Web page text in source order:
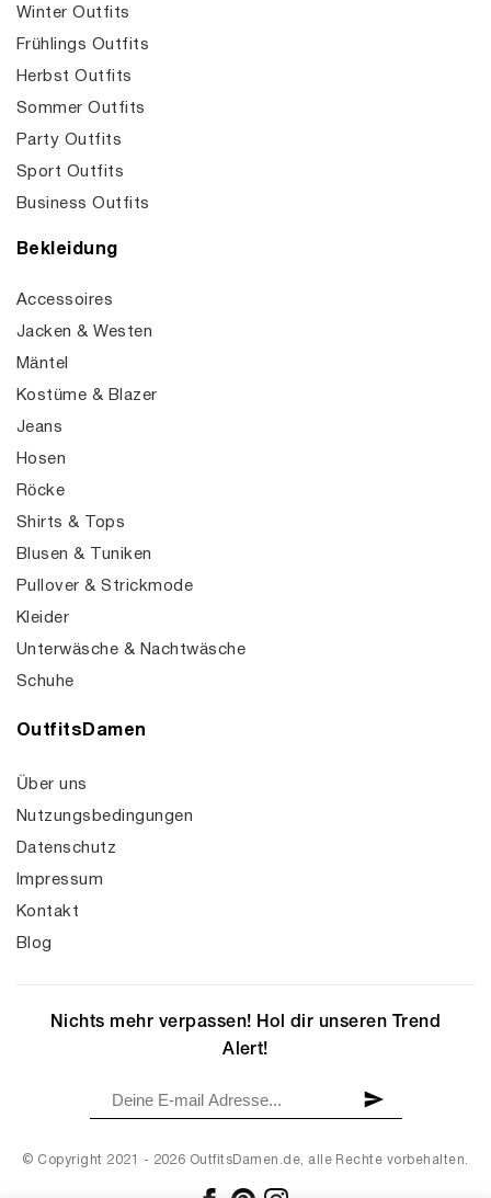
Winter Outfits
Frühlings Outfits
Herbst Outfits
Sommer Outfits
Party Outfits
Sport Outfits
Business Outfits
Bekleidung
Accessoires
Jacken & Westen
Mäntel
Kostüme & Blazer
Jeans
Hosen
Röcke
Shirts & Tops
Blusen & Tuniken
Pullover & Strickmode
Kleider
Unterwäsche & Nachtwäsche
Schuhe
OutfitsDamen
Über uns
Nutzungsbedingungen
Datenschutz
Impressum
Kontakt
Blog
© Copyright 2021 - 2026 OutfitsDamen.de, alle Rechte vorbehalten.
Nichts mehr verpassen! Hol dir unseren Trend
Alert!